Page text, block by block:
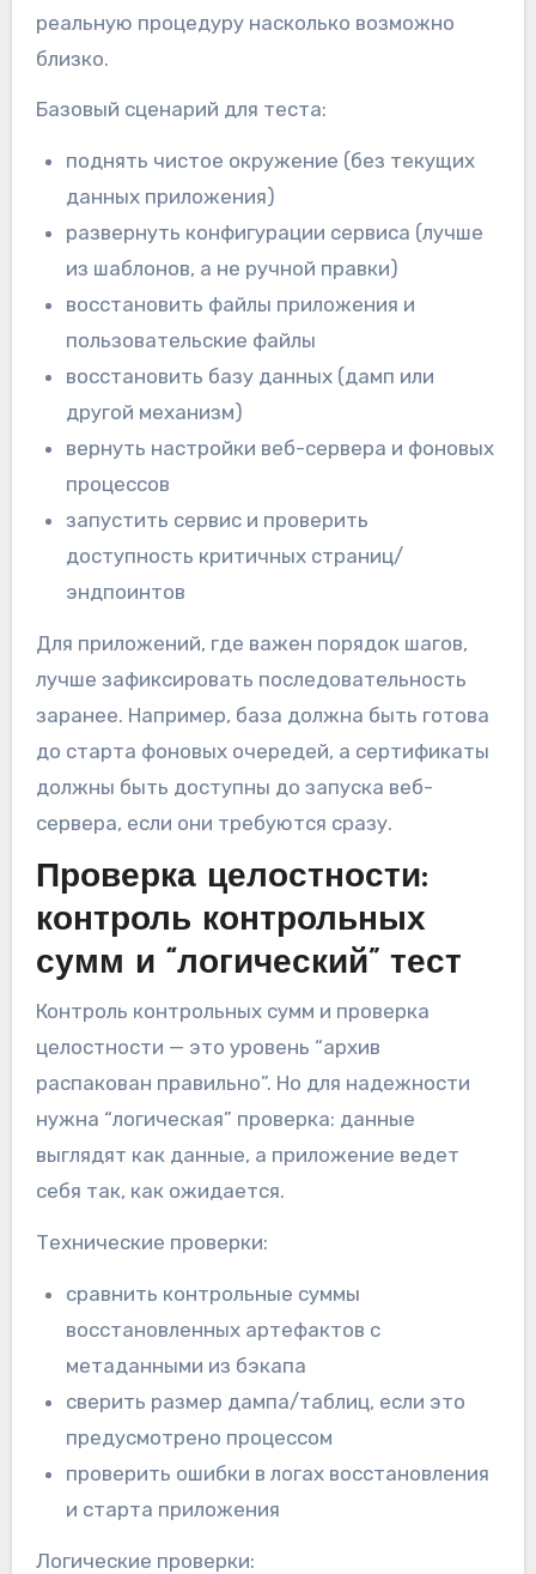
реальную процедуру насколько возможно
близко.
Базовый сценарий для теста:
поднять чистое окружение (без текущих
данных приложения)
развернуть конфигурации сервиса (лучше
из шаблонов, а не ручной правки)
восстановить файлы приложения и
пользовательские файлы
восстановить базу данных (дамп или
другой механизм)
вернуть настройки веб-сервера и фоновых
процессов
запустить сервис и проверить
доступность критичных страниц/
эндпоинтов
Для приложений, где важен порядок шагов,
лучше зафиксировать последовательность
заранее. Например, база должна быть готова
до старта фоновых очередей, а сертификаты
должны быть доступны до запуска веб-
сервера, если они требуются сразу.
Проверка целостности:
контроль контрольных
сумм и “логический” тест
Контроль контрольных сумм и проверка
целостности — это уровень “архив
распакован правильно”. Но для надежности
нужна “логическая” проверка: данные
выглядят как данные, а приложение ведет
себя так, как ожидается.
Технические проверки:
сравнить контрольные суммы
восстановленных артефактов с
метаданными из бэкапа
сверить размер дампа/таблиц, если это
предусмотрено процессом
проверить ошибки в логах восстановления
и старта приложения
Логические проверки: